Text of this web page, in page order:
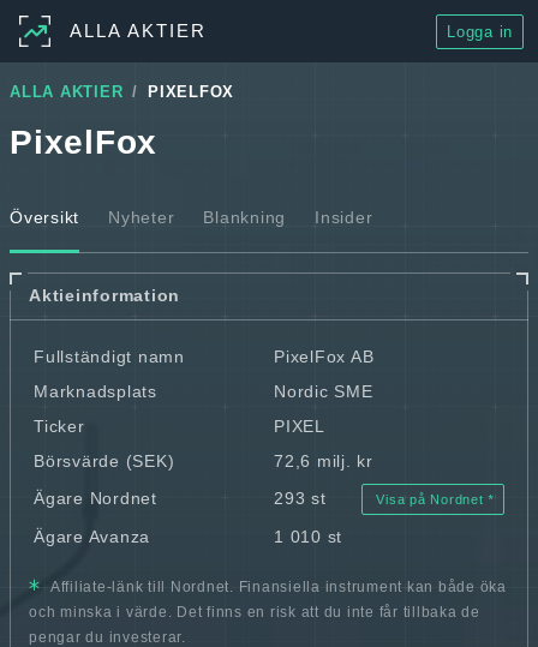
ALLA AKTIER Logga in
ALLA AKTIER PIXELFOX
PixelFox
Översikt Nyheter Blankning Insider
Aktieinformation
Fullständigt namn
PixelFox AB
Marknadsplats
Nordic SME
Ticker
PIXEL
Börsvärde (SEK)
72,6 milj. kr
Ägare Nordnet
293 st Visa på Nordnet
Ägare Avanza 1 010 st
Affiliate-länk till Nordnet. Finansiella instrument kan både öka
och minska i värde. Det finns en risk att du inte får tillbaka de
pengar du investerar.